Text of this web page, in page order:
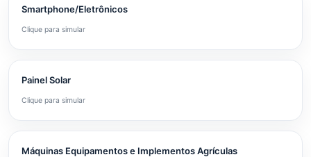
Smartphone/Eletrônicos
Clique para simular
Painel Solar
Clique para simular
Máquinas Equipamentos e Implementos Agrículas